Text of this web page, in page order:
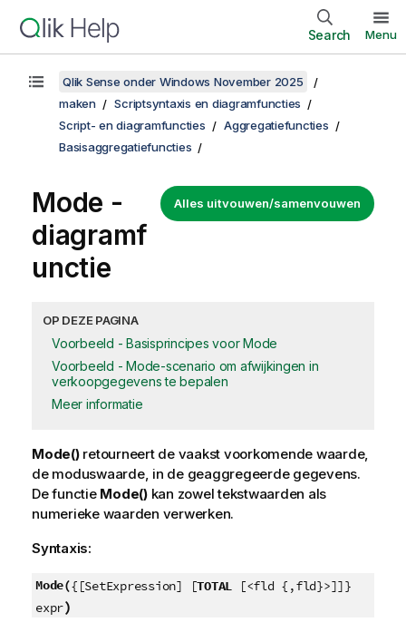
Search Menu
Qlik Sense onder Windows November 2025
maken
Scriptsyntaxis en diagramfuncties
Script- en diagramfuncties
Aggregatiefuncties
Basisaggregatiefuncties
Alles uitvouwen/samenvouwen
Mode -
diagramf
unctie
OP DEZE PAGINA
Voorbeeld - Basisprincipes voor Mode
Voorbeeld - Mode-scenario om afwijkingen in
verkoopgegevens te bepalen
Meer informatie
Mode() retourneert de vaakst voorkomende waarde,
de moduswaarde, in de geaggregeerde gegevens.
De functie Mode()kan zowel tekstwaarden als
numerieke waarden verwerken.
Syntaxis:
Mode({[SetExpression] [TOTAL [<fld {,fld}>]]}
expr)